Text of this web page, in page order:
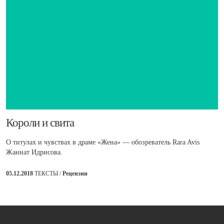
​Короли и свита
О титулах и чувствах в драме «Жена» — обозреватель Rara Avis
Жаннат Идрисова.
05.12.2018 ТЕКСТЫ /Рецензии